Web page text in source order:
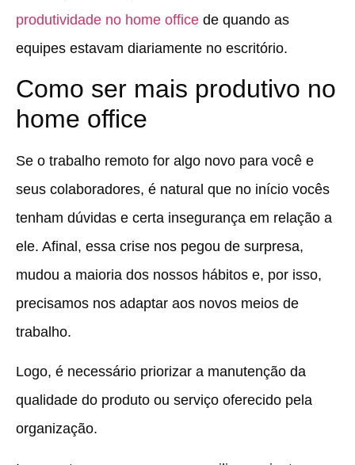
produtividade no home office de quando as
equipes estavam diariamente no escritório.
Como ser mais produtivo no
home office
Se o trabalho remoto for algo novo para você e
seus colaboradores, é natural que no início vocês
tenham dúvidas e certa insegurança em relação a
ele. Afinal, essa crise nos pegou de surpresa,
mudou a maioria dos nossos hábitos e, por isso,
precisamos nos adaptar aos novos meios de
trabalho.
Logo, é necessário priorizar a manutenção da
qualidade do produto ou serviço oferecido pela
organização.